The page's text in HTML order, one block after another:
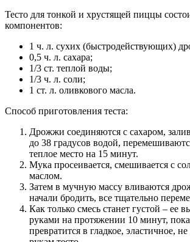
Тесто для тонкой и хрустящей пиццы
компонентов:
1 ч. л. сухих (быстродействующих)
0,5 ч. л. сахара;
1/3 ст. теплой воды;
1/3 ч. л. соли;
1 ст. л. оливкового масла.
Способ приготовления теста:
Дрожжи соединяются с сахаром,
до 38 градусов водой,
теплое место на 15 минут.
Мука просеивается, смешивается с
маслом.
Затем в мучную массу вливаются
начали бродить, все тщательно
Как только смесь станет густой – ее
руками на протяжении 10 минут,
превратится в гладкое, эластичное,